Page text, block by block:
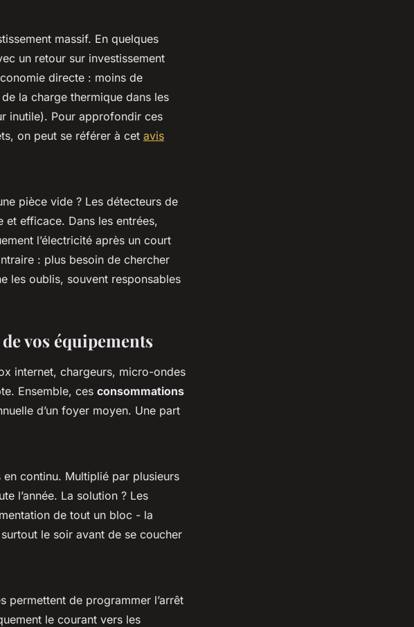
massif. En quelques
un retour sur investissement
directe : moins de
la charge thermique dans les
inutile). Pour approfondir ces
on peut se référer à cet avis
pièce vide ? Les détecteurs de
et efficace. Dans les entrées,
l’électricité après un court
: plus besoin de chercher
les oublis, souvent responsables
vos équipements
internet, chargeurs, micro-ondes
Ensemble, ces consommations
d’un foyer moyen. Une part
en continu. Multiplié par plusieurs
l’année. La solution ? Les
de tout un bloc - la
le soir avant de se coucher
permettent de programmer l’arrêt
le courant vers les